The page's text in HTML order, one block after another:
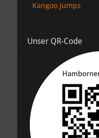
Beitrag:
Kangoo Jumps
Unser QR-Code